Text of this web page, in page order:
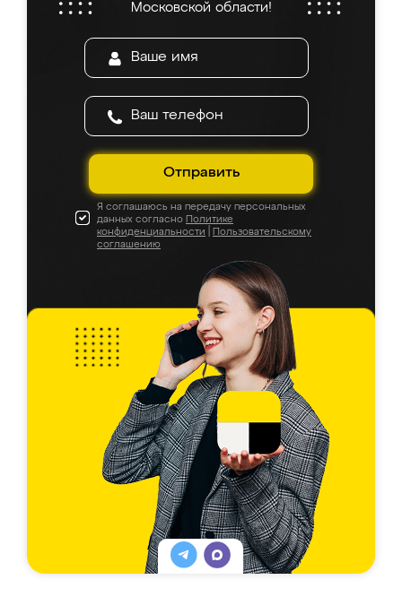
Московской области!
Отправить
Я соглашаюсь на передачу персональных
данных согласно Политике
конфиденциальности
Пользовательскому
соглашению